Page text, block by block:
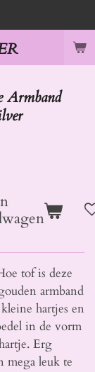
Armband
tof is deze
armband
hartjes en
in de vorm
Erg
mega leuk te